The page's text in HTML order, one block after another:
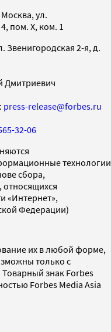
ул.
пом. X, ком. 1
Звенигородская 2-я, д.
Дмитриевич
press-release@forbes.ru
32-06
технологии
сбора,
относящихся
«Интернет»,
Федерации)
их в любой форме,
только с
знак Forbes
Forbes Media Asia